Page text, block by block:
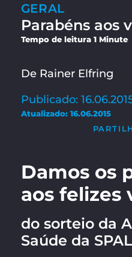
GERAL
Parabéns aos
Tempo de leitura 1 Minute
De Rainer Elfring
Publicado:
Atualizado: 16.06.2015
Damos os
aos felizes
do sorteio da
Saúde da